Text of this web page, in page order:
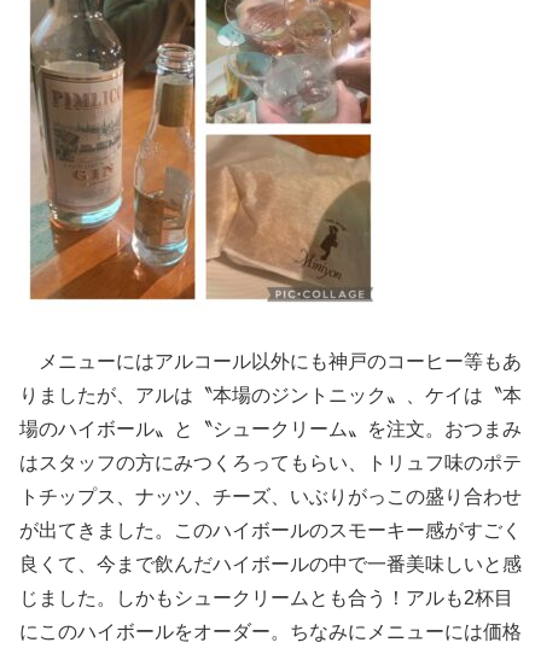
メニューにはアルコール以外にも神戸のコーヒー等もあ
りましたが、アルは〝本場のジントニック〟、ケイは〝本
場のハイボール〟と〝シュークリーム〟を注文。おつまみ
はスタッフの方にみつくろってもらい、トリュフ味のポテ
トチップス、ナッツ、チーズ、いぶりがっこの盛り合わせ
が出てきました。このハイボールのスモーキー感がすごく
良くて、今まで飲んだハイボールの中で一番美味しいと感
じました。しかもシュークリームとも合う！アルも2杯目
にこのハイボールをオーダー。ちなみにメニューには価格